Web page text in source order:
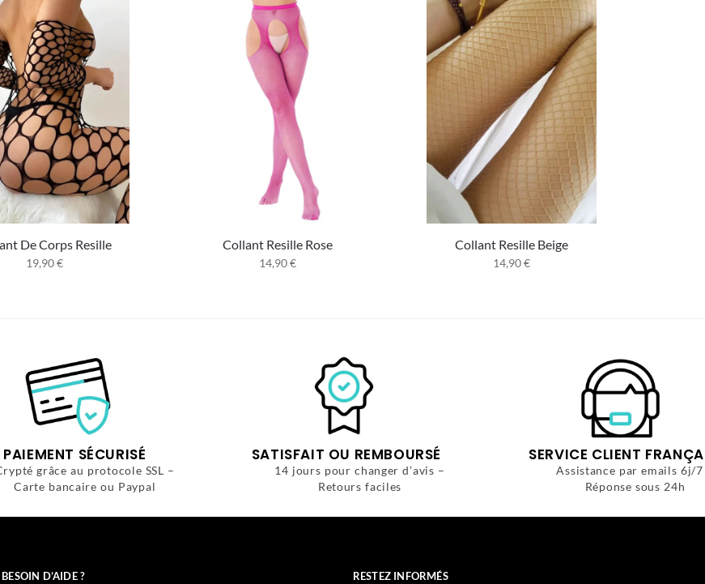
De Corps Resille
19,90€
Collant Resille Rose
14,90€
Collant Resille Beige
14,90€
PAIEMENT SÉCURISÉ
grâce au protocole SSL –
Carte bancaire ou Paypal
SATISFAIT OU REMBOURSÉ
14 jours pour changer d’avis –
Retours faciles
SERVICE CLIENT
Assistance par emails 6j/
Réponse sous 24h
BESOIN D’AIDE ? RESTEZ INFORMÉS